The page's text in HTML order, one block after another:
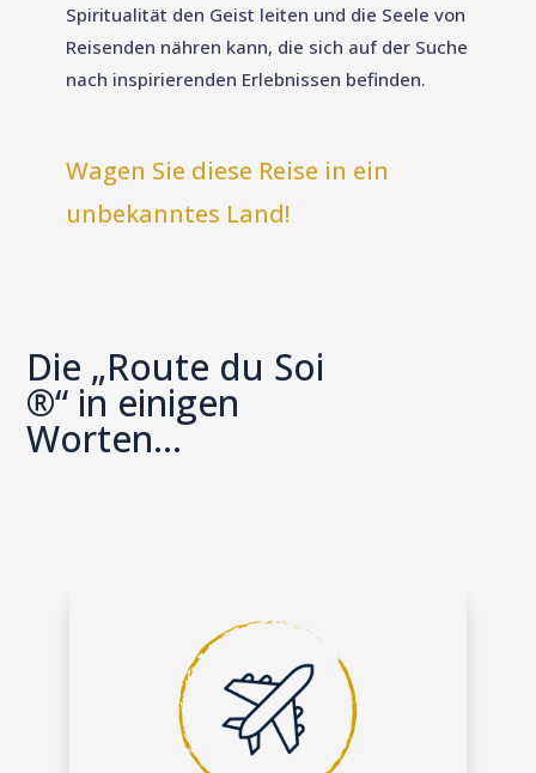
Spiritualität den Geist leiten und die Seele von
Reisenden nähren kann, die sich auf der Suche
nach inspirierenden Erlebnissen befinden.
Wagen Sie diese Reise in ein
unbekanntes Land!
Die „Route du Soi
®“ in einigen
Worten…